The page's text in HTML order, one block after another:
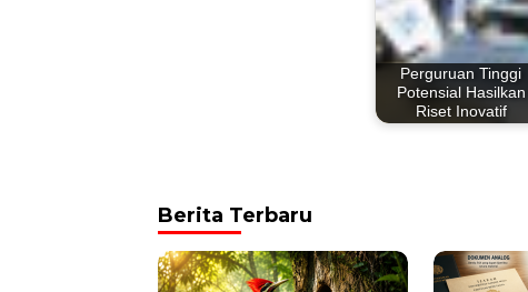
Perguruan Tinggi
Potensial Hasilkan
Riset Inovatif
Berita Terbaru